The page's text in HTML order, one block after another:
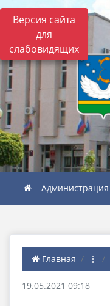
Версия сайта
для
слабовидящих
Администрация
Главная ⋮
19.05.2021 09:18